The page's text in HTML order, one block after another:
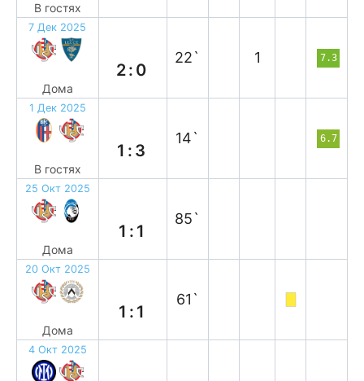
В гостях
7 Дек 2025
Дома
2:0
22` 1 7.3
1 Дек 2025
В гостях
1:3
14` 6.7
25 Окт 2025
Дома
1:1
85`
20 Окт 2025
Дома
1:1
61`
4 Окт 2025